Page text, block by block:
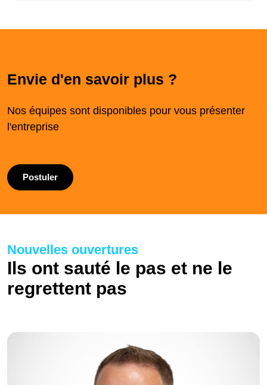
Envie d'en savoir plus ?
Nos équipes sont disponibles pour vous présenter
l'entreprise
Postuler
Nouvelles ouvertures
Ils ont sauté le pas et ne le
regrettent pas